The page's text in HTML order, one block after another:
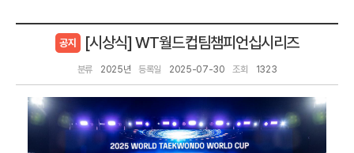
공지 [시상식] WT월드컵팀챔피언십시리즈
분류 2025년 등록일 2025-07-30 조회 1323